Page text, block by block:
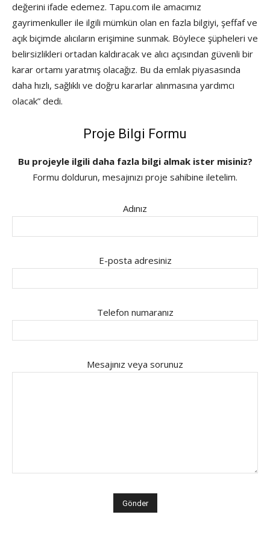
değerini ifade edemez. Tapu.com ile amacımız
gayrimenkuller ile ilgili mümkün olan en fazla bilgiyi, şeffaf ve
açık biçimde alıcıların erişimine sunmak. Böylece şüpheleri ve
belirsizlikleri ortadan kaldıracak ve alıcı açısından güvenli bir
karar ortamı yaratmış olacağız. Bu da emlak piyasasında
daha hızlı, sağlıklı ve doğru kararlar alınmasına yardımcı
olacak” dedi.
Proje Bilgi Formu
Bu projeyle ilgili daha fazla bilgi almak ister misiniz?
Formu doldurun, mesajınızı proje sahibine iletelim.
Adınız
E-posta adresiniz
Telefon numaranız
Mesajınız veya sorunuz